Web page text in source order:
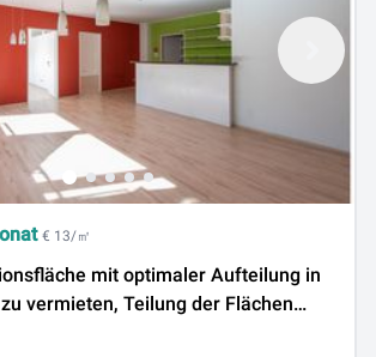
€ 13/㎡
mit optimaler Aufteilung in
vermieten, Teilung der Flächen